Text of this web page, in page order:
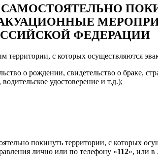
САМОСТОЯТЕЛЬНО
ФЕДЕРАЦИИ
территории, с которых осуществляются
о рождении, свидетельство о браке,
удостоверение и т.д.);
покинуть территории, с которых
лично или по телефону «112», или в